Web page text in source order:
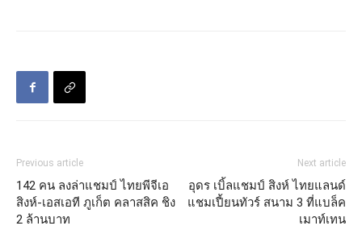
Previous article
142 คน ลงล่าแชมป์ ไทยพีจีเอ
สิงห์-เอสเอที ภูเก็ต คลาสสิค ชิง
2 ล้านบาท
Next article
อุดร เบิ้ลแชมป์ สิงห์ ไทยแลนด์
แชมเปี้ยนทัวร์ สนาม 3 ที่แบล็ค
เมาท์เทน